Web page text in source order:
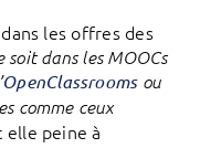
les offres des
soit dans les MOOCs
OpenClassroomsou
comme ceux
elle peine à